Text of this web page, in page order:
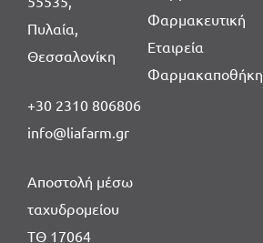
Πυλαία,
Θεσσαλονίκη
+30 2310 806806
info@liafarm.gr
Αποστολή μέσω
ταχυδρομείου
ΤΘ 17064
Φαρμακευτική
Εταιρεία
Φαρμακαποθήκη